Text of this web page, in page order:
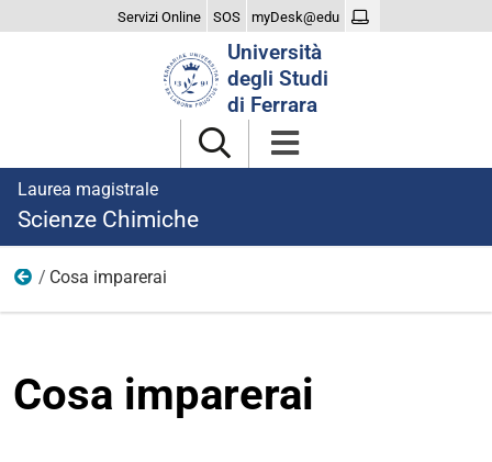
Servizi Online SOS myDesk@edu
Università
degli Studi
di Ferrara
Laurea magistrale
Scienze Chimiche
Il Corso
Cosa imparerai
Cosa imparerai